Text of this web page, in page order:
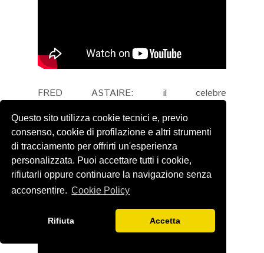
Questo sito utilizza cookie tecnici e, previo
consenso, cookie di profilazione e altri strumenti
di tracciamento per offrirti un'esperienza
personalizzata. Puoi accettare tutti i cookie,
rifiutarli oppure continuare la navigazione senza
acconsentire. Cookie Policy
Rifiuta Accetta
FRED ASTAIRE: il celebre
canticchiando cose senza senso, è molto
divertente. Come ultima domanda gli viene
chiesto "Balla? E' famoso soprattutto per la
sua danza? All'inizio della sua carriera si
esibiva con sua sorella Adele? Allora è Fred